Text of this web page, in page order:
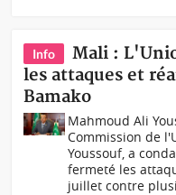
Info
Mali :
les attaques et
Bamako
Mahmoud Ali
Commission de
Youssouf, a
fermeté les
juillet contre